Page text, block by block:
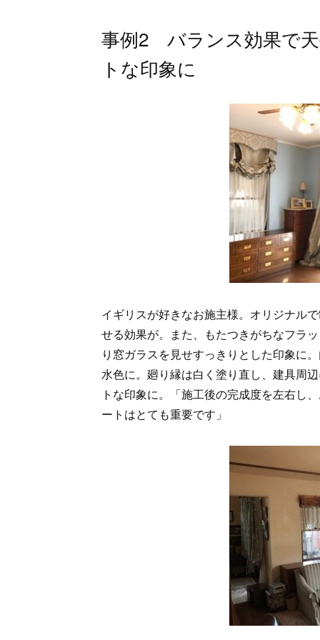
事例2 バランス効果で
トな印象に
イギリスが好きなお施主様。オリジナル
せる効果が。また、もたつきがちなフラ
り窓ガラスを見せすっきりとした印象に
水色に。廻り縁は白く塗り直し、建具周
トな印象に。「施工後の完成度を左右し
ートはとても重要です」